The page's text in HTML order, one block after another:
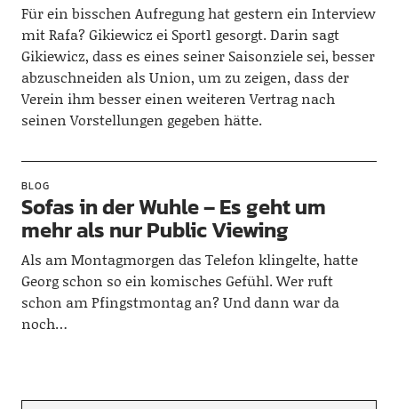
Für ein bisschen Aufregung hat gestern ein Interview
mit Rafa? Gikiewicz ei Sport1 gesorgt. Darin sagt
Gikiewicz, dass es eines seiner Saisonziele sei, besser
abzuschneiden als Union, um zu zeigen, dass der
Verein ihm besser einen weiteren Vertrag nach
seinen Vorstellungen gegeben hätte.
BLOG
Sofas in der Wuhle – Es geht um
mehr als nur Public Viewing
Als am Montagmorgen das Telefon klingelte, hatte
Georg schon so ein komisches Gefühl. Wer ruft
schon am Pfingstmontag an? Und dann war da
noch…